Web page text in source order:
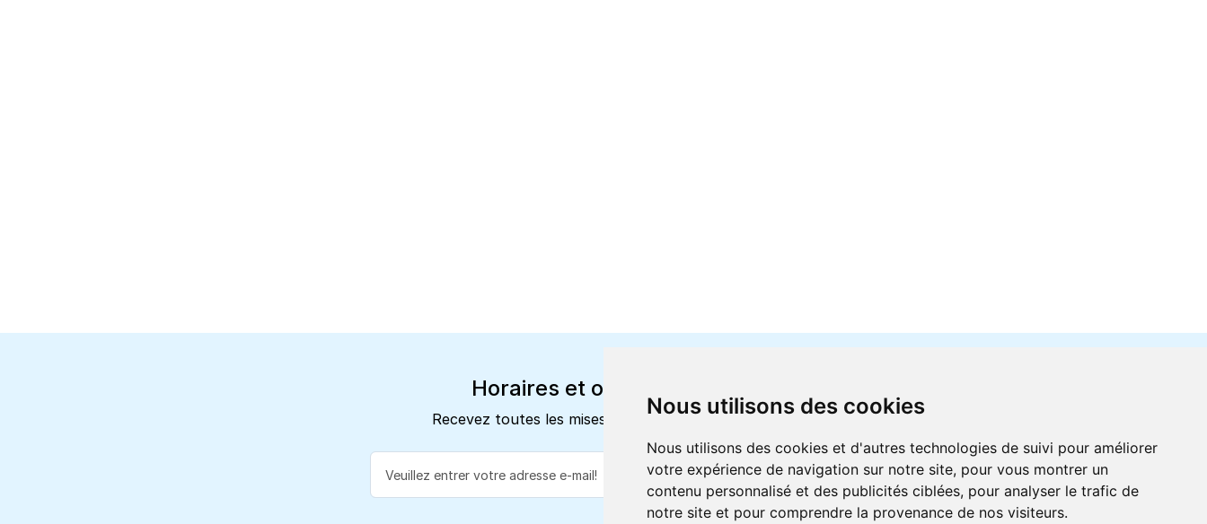
Nous utilisons des cookies
Nous utilisons des cookies et d'autres technologies de suivi pour améliorer
votre expérience de navigation sur notre site, pour vous montrer un
contenu personnalisé et des publicités ciblées, pour analyser le trafic de
notre site et pour comprendre la provenance de nos visiteurs.
Horaires et offres actuels
Recevez toutes les mises à jour dans votre e-mail
S'abonner